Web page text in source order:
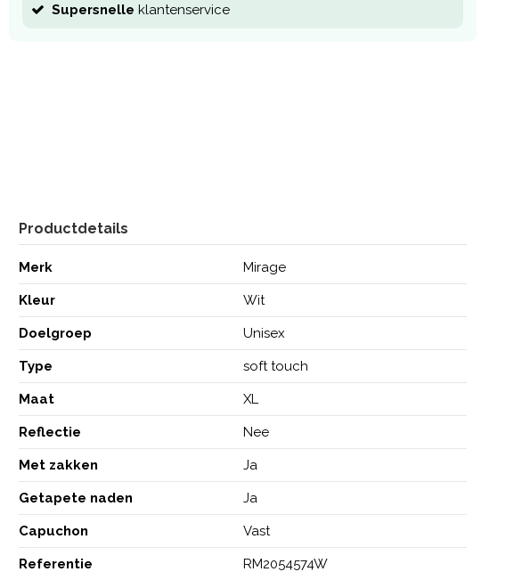
Supersnelle klantenservice
Productdetails
Merk Mirage
Kleur Wit
Doelgroep Unisex
Type soft touch
Maat XL
Reflectie Nee
Met zakken Ja
Getapete naden Ja
Capuchon Vast
Referentie RM2054574W